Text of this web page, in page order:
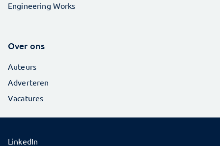
Engineering Works
Over ons
Auteurs
Adverteren
Vacatures
LinkedIn